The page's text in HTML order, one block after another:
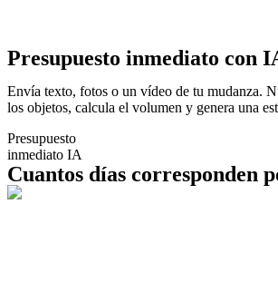
Presupuesto inmediato con
Envía texto, fotos o un vídeo de tu mudanza.
los objetos, calcula el volumen y genera una
Presupuesto
inmediato IA
Cuantos días corresponden